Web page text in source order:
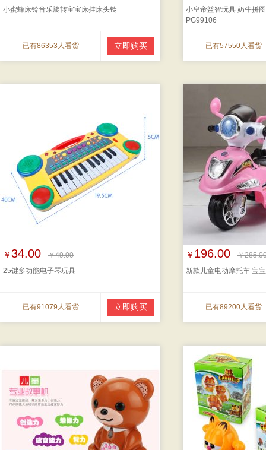
小蜜蜂床铃音乐旋转宝宝床挂床头铃
已有86353人看货 立即购买
小皇帝益智玩具 奶牛拼
PG99106
已有57550人看货
￥34.00
￥49.00
25键多功能电子琴玩具
已有91079人看货 立即购买
￥ 196.00
￥
新款儿童电动摩托车 宝
已有89200人看货